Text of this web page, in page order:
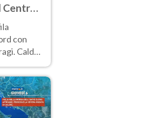
con
Caldo